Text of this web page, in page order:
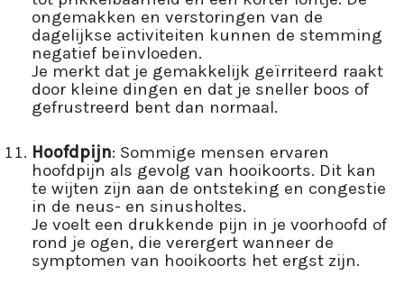
ongemakken en verstoringen van de
dagelijkse activiteiten kunnen de stemming
negatief beïnvloeden.
Je merkt dat je gemakkelijk geïrriteerd raakt
door kleine dingen en dat je sneller boos of
gefrustreerd bent dan normaal.
Hoofdpijn: Sommige mensen ervaren
hoofdpijn als gevolg van hooikoorts. Dit kan
te wijten zijn aan de ontsteking en congestie
in de neus- en sinusholtes.
Je voelt een drukkende pijn in je voorhoofd of
rond je ogen, die verergert wanneer de
symptomen van hooikoorts het ergst zijn.